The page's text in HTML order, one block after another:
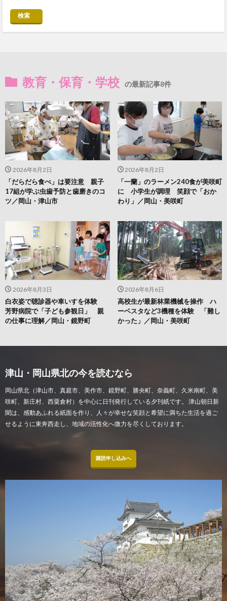
検索
教育・保育・学校 の最新記事8件
2026年8月6日
高校生が最新林業機械を操作 ハ
ーベスタなど3機種を体験 「難し
かった」／岡山・美咲町
2026年8月3日
白衣姿で聴診器や車いすを体験
芳野病院で「子ども参観日」 親
の仕事に理解／岡山・鏡野町
2026年8月2日
「一蘭」のラーメン240食が美咲町
に 小学生が調理 笑顔で「おか
わり」／岡山・美咲町
2026年8月2日
「だらだら食べ」は要注意 親子
17組が学ぶ虫歯予防と歯磨きのコ
ツ／岡山・津山市
津山・岡山県北の今を読むなら
岡山県北（津山市、真庭市、美作市、鏡野町、勝央町、奈義町、久米南町、美
咲町、新庄村、西粟倉村）を中心に日刊発行している夕刊紙です。 津山朝日新
聞は、感動あふれる紙面を作り、人々が幸せな笑顔と希望に満ちた生活を過ご
せるように東奔西走し、地域の活性化へ微力を尽くしております。
購読申し込みへ